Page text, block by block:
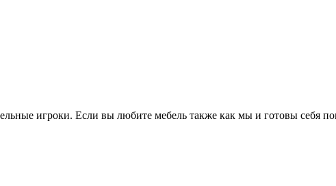
игроки. Если вы любите мебель также как мы и готовы себя